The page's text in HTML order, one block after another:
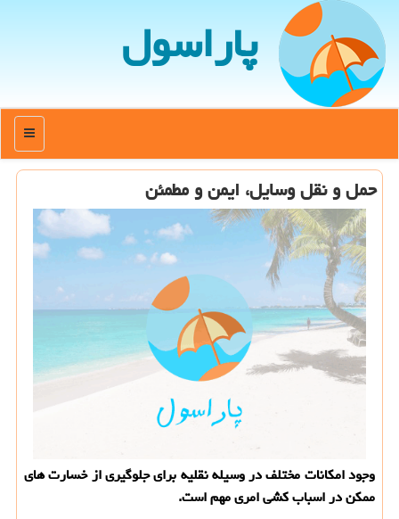
پاراسول
منو
حمل و نقل وسایل، ایمن و مطمئن
وجود امكانات مختلف در وسیله نقلیه برای جلوگیری از خسارت های
ممكن در اسباب كشی امری مهم است.